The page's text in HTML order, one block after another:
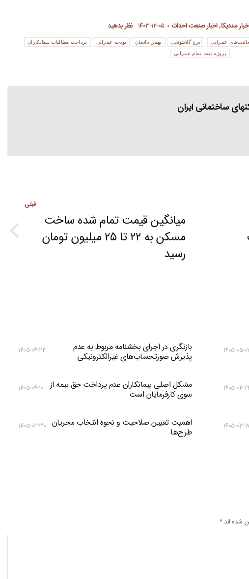
سندیکا,اخبار صنعت احداث ۱۴۰۳-۱۲-۰۵ نظر بدهید
عمرانی ایرج گلابتونچی بهمن دادمان بودجه عمرانی پرداخت مطالبات پیمانکاران
پروژه نیمه تمام عمرانی
ساختمانی ایران
قبلی
Previous
میانگین قیمت تمام شده ساخت
مسکن به ۲۲ تا ۲۵ میلیون تومان
رسید
۰۵-۰۳
بازنگری در اجرای بخشنامه مربوط به عدم
پذیرش صورتحساب‌های غیرالکترونیکی
۱۴۰۵-۰۴-۲۴
۰۴-۲۴
مشکل اصلی پیمانکاران عدم پرداخت حق بیمه از
سوی کارفرمایان است
۱۴۰۵-۰۴-۱۰
۰۳-۱۷
اهمیت تعیین صلاحیت و نحوه انتخاب مجریان
طرح‌ها
۱۴۰۵-۰۲-۳۰
شده اند*